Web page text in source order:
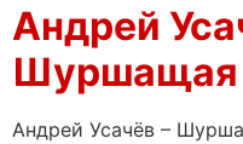
Андрей
Шуршащая
Андрей Усачёв –